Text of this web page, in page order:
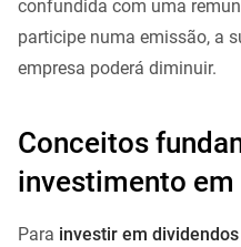
confundida com uma
participe numa emissão, a
empresa poderá diminuir.
Conceitos
investimento
Para investir em dividendos